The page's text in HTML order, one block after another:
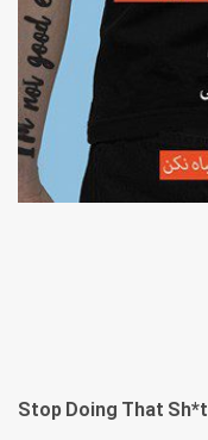
Stop Doing That Sh*t